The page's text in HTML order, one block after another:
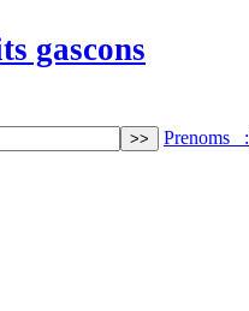
gascons
Prenoms :